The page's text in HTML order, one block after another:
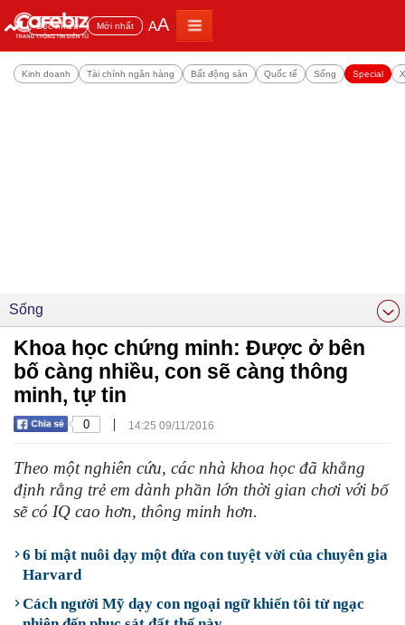
Đọc nhiều Mới nhất AA
Kinh doanh Tài chính ngân hàng Bất động sản Quốc tế Sống Special
Sống
Khoa học chứng minh: Được ở bên
bố càng nhiều, con sẽ càng thông
minh, tự tin
0 | 14:25 09/11/2016
Theo một nghiên cứu, các nhà khoa học đã khẳng
định rằng trẻ em dành phần lớn thời gian chơi với bố
sẽ có IQ cao hơn, thông minh hơn.
6 bí mật nuôi dạy một đứa con tuyệt vời của chuyên gia
Harvard
Cách người Mỹ dạy con ngoại ngữ khiến tôi từ ngạc